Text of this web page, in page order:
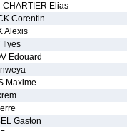
CHARTIER Elias
Corentin
Alexis
Ilyes
Edouard
Maxime
Gaston